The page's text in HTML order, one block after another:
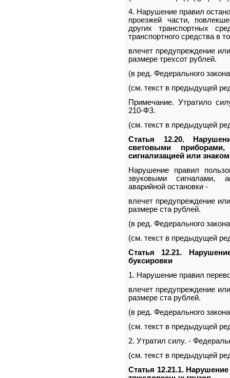
4. Нарушение правил
проезжей части,
других транспортных
транспортного средства в
влечет предупреждение
размере трехсот рублей.
(в ред. Федерального
(см. текст в предыдущей
Примечание. Утратило
210-ФЗ.
(см. текст в предыдущей
Статья 12.20.
световыми
сигнализацией или
Нарушение правил
звуковыми сигналами,
аварийной остановки -
влечет предупреждение
размере ста рублей.
(в ред. Федерального
(см. текст в предыдущей
Статья 12.21.
буксировки
1. Нарушение правил
влечет предупреждение
размере ста рублей.
(в ред. Федерального
(см. текст в предыдущей
2. Утратил силу. -
(см. текст в предыдущей
Статья 12.21.1.